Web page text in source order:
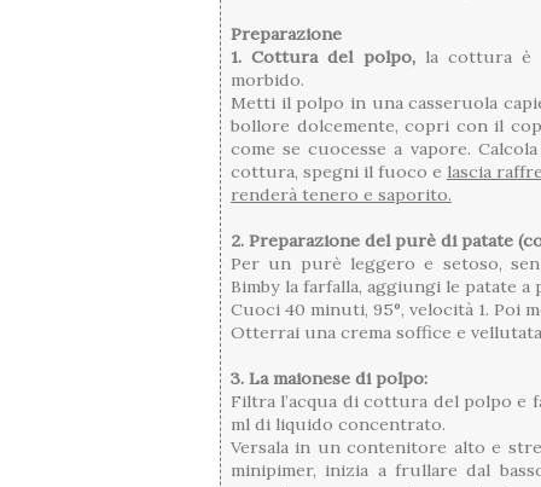
Preparazione
1. Cottura del polpo,la cottura è
morbido.
Metti il polpo in una casseruola
bollore dolcemente, copri con il
come se cuocesse a vapore.
cottura, spegni il fuoco e lascia
renderà tenero e saporito.
2. Preparazione del purè di patate
Per un purè leggero e setoso,
Bimby la farfalla, aggiungi le patate
Cuoci 40 minuti, 95°, velocità 1. Poi
Otterrai una crema soffice e
3. La maionese di polpo:
Filtra l’acqua di cottura del polpo
ml di liquido concentrato.
Versala in un contenitore alto e
minipimer, inizia a frullare dal